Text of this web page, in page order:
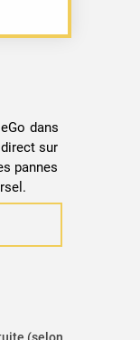
eGo dans
sur
pannes